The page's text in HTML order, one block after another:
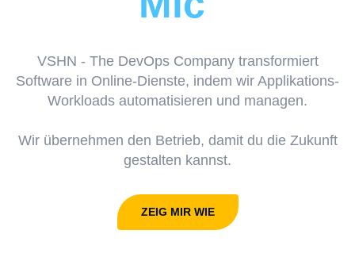
VSHN - The DevOps Company transformiert
Software in Online-Dienste, indem wir Applikations-
Workloads automatisieren und managen.
Wir übernehmen den Betrieb, damit du die Zukunft
gestalten kannst.
ZEIG MIR WIE